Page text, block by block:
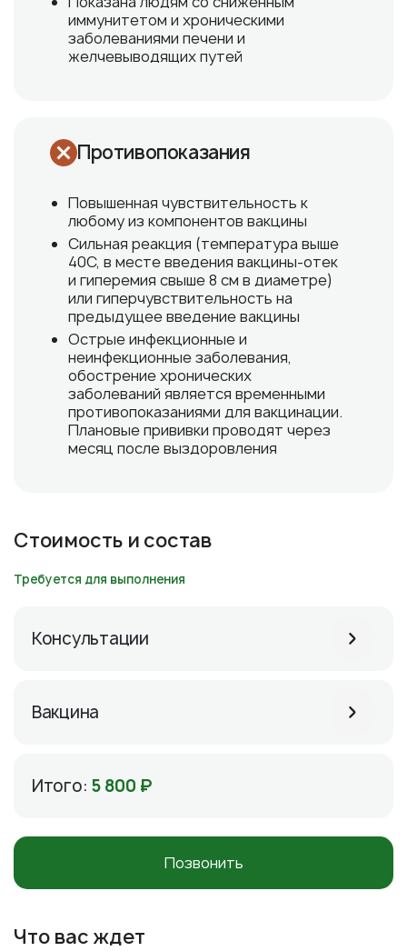
иммунитетом и хроническими
заболеваниями печени и
желчевыводящих путей
Противопоказания
Повышенная чувствительность к
любому из компонентов вакцины
Сильная реакция (температура выше
40С, в месте введения вакцины-отек
и гиперемия свыше 8 см в диаметре)
или гиперчувствительность на
предыдущее введение вакцины
Острые инфекционные и
неинфекционные заболевания,
обострение хронических
заболеваний является временными
противопоказаниями для вакцинации.
Плановые прививки проводят через
месяц после выздоровления
Стоимость и состав
Требуется для выполнения
Консультации
Вакцина
Итого: 5 800 ₽
Позвонить
Что вас ждет